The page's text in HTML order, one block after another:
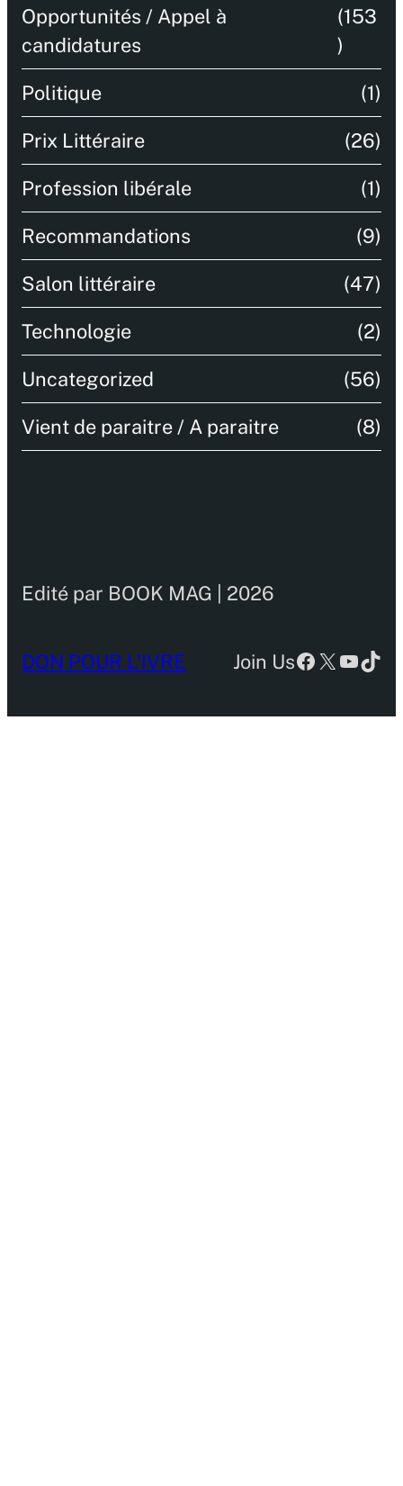
Opportunités / Appel à
candidatures
(153
)
Politique (1)
Prix Littéraire (26)
Profession libérale (1)
Recommandations (9)
Salon littéraire (47)
Technologie (2)
Uncategorized (56)
Vient de paraitre / A paraitre (8)
Edité par BOOK MAG | 2026
DON POUR L’IVRE Join UsFacebook
X